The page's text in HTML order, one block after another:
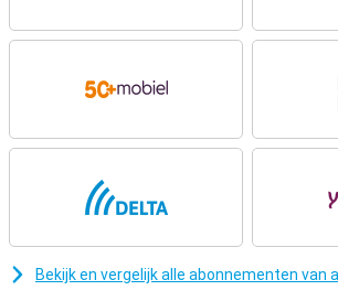
dit vernieuwde scherm geniet je overal van
De A19 Pro-chip levert tot 40% betere
voorganger en tilt alles wat je doet naar een
grafisch indrukwekkende games speelt: alles
vloeiend aan. Dankzij de nieuwe N1-chip geniet
Bekijk en vergelijk alle abonnementen van